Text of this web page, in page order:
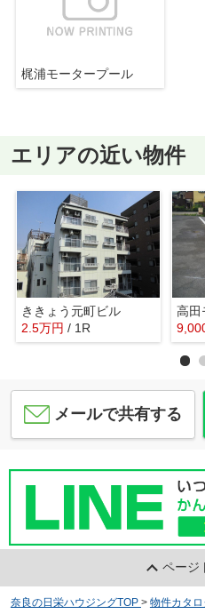
梶浦モータープール
エリアの近い物件
ききょう元町ビル
2.5万円 / 1R
高田
メールで共有する
ページ
奈良の日栄ハウジングTOP > 物件カタ